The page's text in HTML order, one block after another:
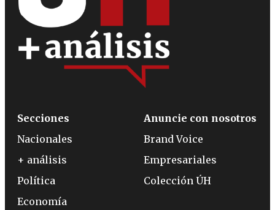
Secciones
Nacionales
+ análisis
Política
Economía
Anuncie con nosotros
Brand Voice
Empresariales
Colección ÚH